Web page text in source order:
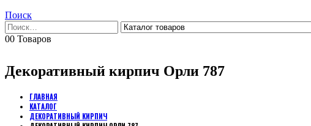
Поиск
00 Товаров
Декоративный кирпич Орли 787
ГЛАВНАЯ
КАТАЛОГ
ДЕКОРАТИВНЫЙ КИРПИЧ